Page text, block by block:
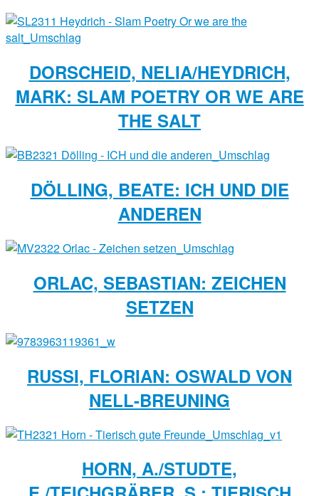
DORSCHEID, NELIA/HEYDRICH,
MARK: SLAM POETRY OR WE ARE
THE SALT
DÖLLING, BEATE: ICH UND DIE
ANDEREN
ORLAC, SEBASTIAN: ZEICHEN
SETZEN
RUSSI, FLORIAN: OSWALD VON
NELL-BREUNING
HORN, A./STUDTE,